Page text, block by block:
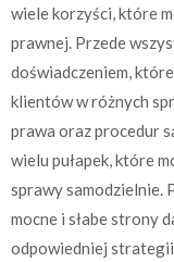
wiele korzyści, które
prawnej. Przede
doświadczeniem,
klientów w różnych
prawa oraz procedur
wielu pułapek, które
sprawy samodzielnie.
mocne i słabe strony
odpowiedniej strategii